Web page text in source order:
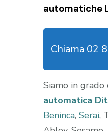
automatiche
Chiama 02
Siamo in
automatica
Beninca, Serai,